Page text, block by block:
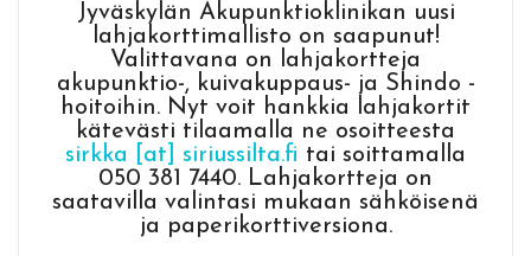
Jyväskylän Akupunktioklinikan uusi
lahjakorttimallisto on saapunut!
Valittavana on lahjakortteja
akupunktio-, kuivakuppaus- ja Shindo -
hoitoihin. Nyt voit hankkia lahjakortit
kätevästi tilaamalla ne osoitteesta
sirkka [at] siriussilta.fi tai soittamalla
050 381 7440. Lahjakortteja on
saatavilla valintasi mukaan sähköisenä
ja paperikorttiversiona.